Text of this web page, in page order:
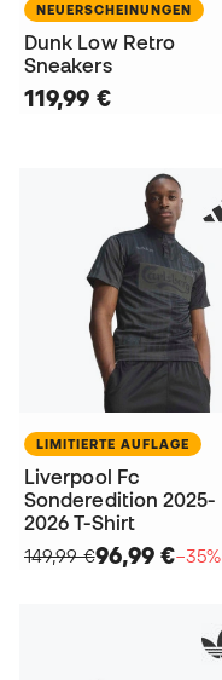
NEUERSCHEINUNGEN
Dunk Low Retro
Sneakers
119,99 €
LIMITIERTE AUFLAGE
Liverpool Fc
Sonderedition 2025-
2026 T-Shirt
149,99 €96,99 €−35%